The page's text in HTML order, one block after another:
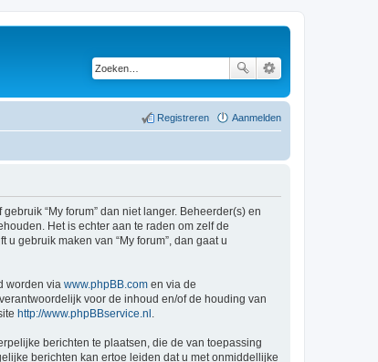
Aanmelden
Registreren
“My forum” dan niet langer. Beheerder(s) en
Het is echter aan te raden om zelf de
gebruik maken van “My forum”, dan gaat u
worden via www.phpBB.com en via de
voor de inhoud en/of de houding van
http://www.phpBBservice.nl
berichten te plaatsen, die de van toepassing
berichten kan ertoe leiden dat u met onmiddellijke